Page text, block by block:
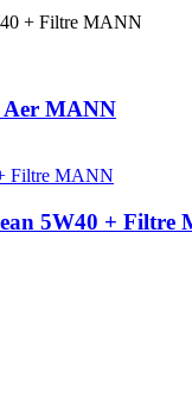
+ Filtre MANN
MANN
5W40 + Filtre